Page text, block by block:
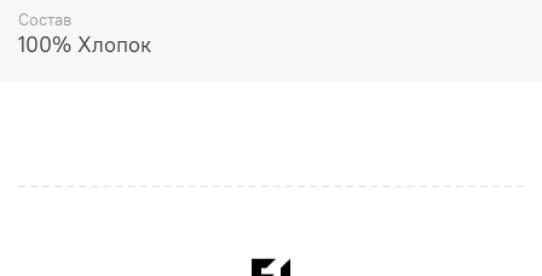
Состав
100% Хлопок